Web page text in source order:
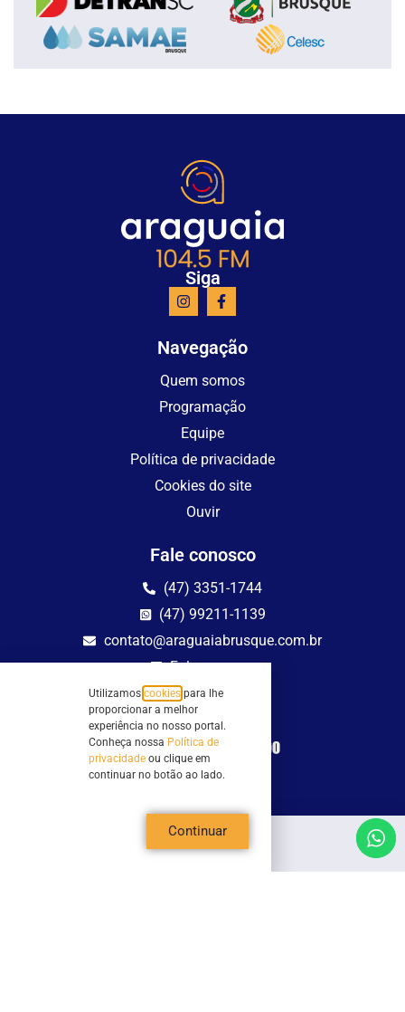
Siga
Navegação
Quem somos
Programação
Equipe
Política de privacidade
Cookies do site
Ouvir
Fale conosco
(47) 3351-1744
(47) 99211-1139
contato@araguaiabrusque.com.br
Fale conosco
Site seguro
Todos os direitos reservados - Sociedade Rádio Araguaia de Brusque Ltda -
Utilizamos cookies para lhe
proporcionar a melhor
experiência no nosso portal.
Conheça nossa Política de
privacidade ou clique em
continuar no botão ao lado.
Continuar